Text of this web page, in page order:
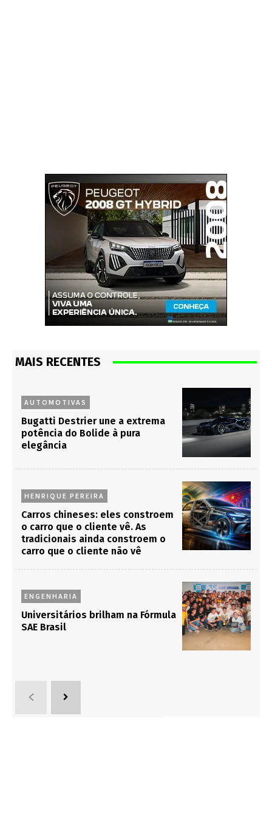
MAIS RECENTES
AUTOMOTIVAS
Bugatti Destrier une a extrema
potência do Bolide à pura
elegância
HENRIQUE PEREIRA
Carros chineses: eles constroem
o carro que o cliente vê. As
tradicionais ainda constroem o
carro que o cliente não vê
ENGENHARIA
Universitários brilham na Fórmula
SAE Brasil